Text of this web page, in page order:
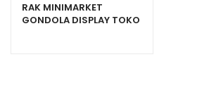
RAK MINIMARKET
GONDOLA DISPLAY TOKO